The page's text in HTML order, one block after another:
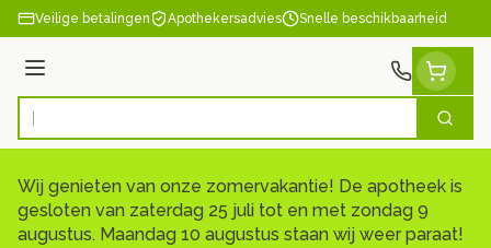
Ga naar de inhoud
Veilige betalingen Apothekersadvies Snelle beschikbaarheid
Menu
Product, merk, categorie... Zoek
Wij genieten van onze zomervakantie! De apotheek is
gesloten van zaterdag 25 juli tot en met zondag 9
augustus. Maandag 10 augustus staan wij weer paraat!